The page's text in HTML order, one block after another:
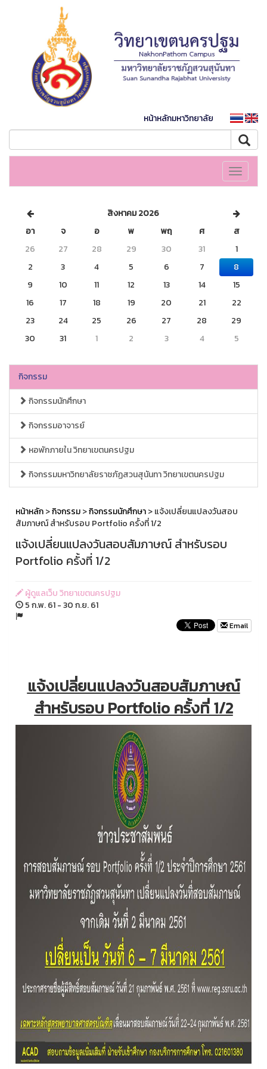
หน้าหลักมหาวิทยาลัย
Toggle
สิงหาคม 2026
อา
จ อ พ พฤ ศ
ส
26
27 28 29 30 31
1
2
3 4 5 6 7
8
9
10 11 12 13 14
15
16
17 18 19 20 21
22
23
24 25 26 27 28
29
30
31 1 2 3 4 5
กิจกรรม
กิจกรรมนักศึกษา
กิจกรรมอาจารย์
หอพักภายใน วิทยาเขตนครปฐม
กิจกรรมมหาวิทยาลัยราชภัฏสวนสุนันทา วิทยาเขตนครปฐม
หน้าหลัก>กิจกรรม>กิจกรรมนักศึกษา> แจ้งเปลี่ยนแปลงวันสอบ
สัมภาษณ์ สำหรับรอบ Portfolio ครั้งที่ 1/2
แจ้งเปลี่ยนแปลงวันสอบสัมภาษณ์ สำหรับรอบ
Portfolio ครั้งที่ 1/2
ผู้ดูแลเว็บ วิทยาเขตนครปฐม
5 ก.พ. 61 - 30 ก.ย. 61
Email
แจ้งเปลี่ยนแปลงวันสอบสัมภาษณ์
สำหรับรอบ Portfolio ครั้งที่ 1/2